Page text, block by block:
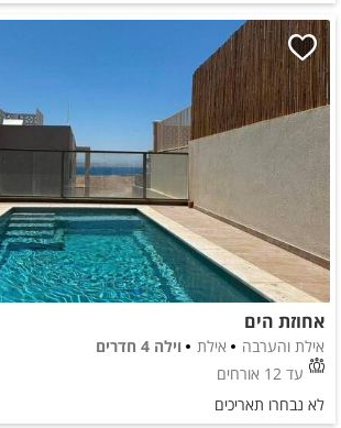
אחוזת הים
אילת והערבה אילת
וילה 4 חדרים
עד 12 אורחים
לא נבחרו תאריכים